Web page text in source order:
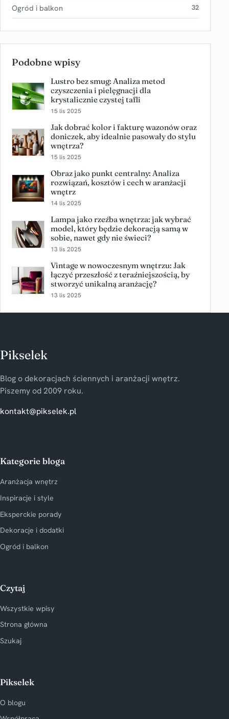
Ogród i balkon 32
Podobne wpisy
Lustro bez smug: Analiza metod
czyszczenia i pielęgnacji dla
krystalicznie czystej tafli
15 lis 2025
Jak dobrać kolor i fakturę wazonów oraz
doniczek, aby idealnie pasowały do stylu
wnętrza?
15 lis 2025
Obraz jako punkt centralny: Analiza
rozwiązań, kosztów i cech w aranżacji
wnętrz
14 lis 2025
Lampa jako rzeźba wnętrza: jak wybrać
model, który będzie dekoracją samą w
sobie, nawet gdy nie świeci?
13 lis 2025
Vintage w nowoczesnym wnętrzu: Jak
łączyć przeszłość z teraźniejszością, by
stworzyć unikalną aranżację?
13 lis 2025
Pikselek
Blog o dekoracjach ściennych i aranżacji wnętrz.
Piszemy od 2009 roku.
kontakt@pikselek.pl
Kategorie bloga
Aranżacja wnętrz
Inspiracje i style
Eksperckie porady
Dekoracje i dodatki
Ogród i balkon
Czytaj
Wszystkie wpisy
Strona główna
Szukaj
Pikselek
O blogu